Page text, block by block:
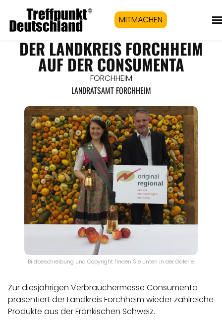
MITMACHEN
DER LANDKREIS FORCHHEIM
AUF DER CONSUMENTA
FORCHHEIM
LANDRATSAMT FORCHHEIM
Bildbeschreibung und Copyright finden Sie unten in der Galerie.
Zur diesjährigen Verbrauchermesse Consumenta
präsentiert der Landkreis Forchheim wieder zahlreiche
Produkte aus der Fränkischen Schweiz.